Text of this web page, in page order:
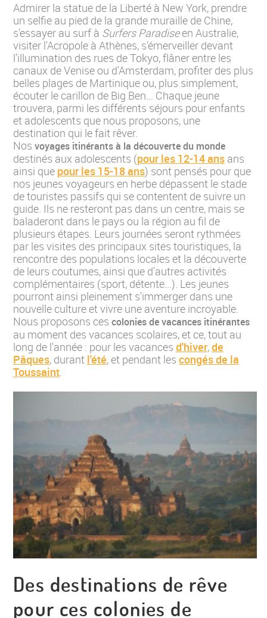
Admirer la statue de la Liberté à New York, prendre
un selfie au pied de la grande muraille de Chine,
s'essayer au surf à Surfers Paradiseen Australie,
visiter l'Acropole à Athènes, s'émerveiller devant
l'illumination des rues de Tokyo, flâner entre les
canaux de Venise ou d'Amsterdam, profiter des plus
belles plages de Martinique ou, plus simplement,
écouter le carillon de Big Ben... Chaque jeune
trouvera, parmi les différents séjours pour enfants
et adolescents que nous proposons, une
destination qui le fait rêver.
Nos voyages itinérants à la découverte du monde
destinés aux adolescents (pour les 12-14 ans ans
ainsi que pour les 15-18 ans) sont pensés pour que
nos jeunes voyageurs en herbe dépassent le stade
de touristes passifs qui se contentent de suivre un
guide. Ils ne resteront pas dans un centre, mais se
baladeront dans le pays ou la région au fil de
plusieurs étapes. Leurs journées seront rythmées
par les visites des principaux sites touristiques, la
rencontre des populations locales et la découverte
de leurs coutumes, ainsi que d'autres activités
complémentaires (sport, détente...). Les jeunes
pourront ainsi pleinement s'immerger dans une
nouvelle culture et vivre une aventure incroyable.
Nous proposons ces colonies de vacances itinérantes
au moment des vacances scolaires, et ce, tout au
long de l'année : pour les vacances d'hiver,de
Pâques, durant l'été, et pendant les congés de la
Toussaint.
Des destinations de rêve
pour ces colonies de